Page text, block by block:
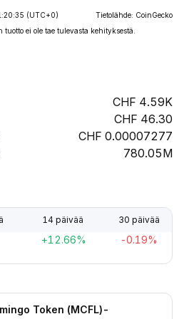
(UTC+0)
Tietolähde: CoinGecko
ei ole tae tulevasta kehityksestä.
4.59K
46.30
0.00007277
780.05M
14 päivää 30 päivää
+12.66% -0.19%
Token (MCFL)-